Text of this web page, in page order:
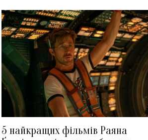
5 найкращих фільмів Раяна